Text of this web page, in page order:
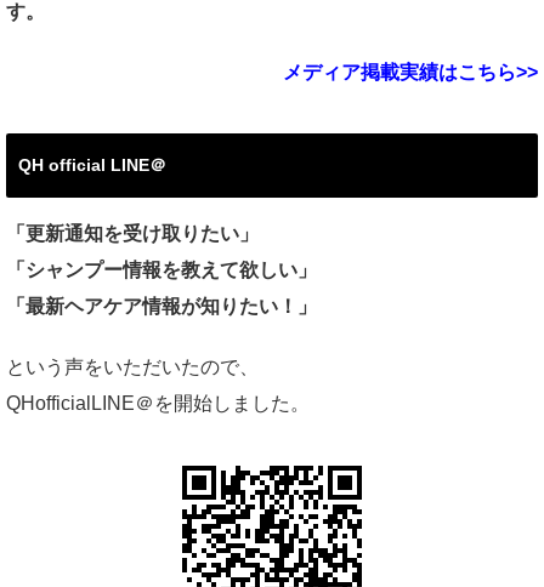
す。
メディア掲載実績はこちら>>
QH official LINE＠
「更新通知を受け取りたい」
「シャンプー情報を教えて欲しい」
「最新ヘアケア情報が知りたい！」
という声をいただいたので、
QHofficialLINE＠を開始しました。